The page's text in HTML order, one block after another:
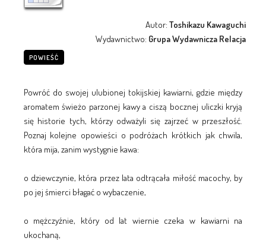
Autor:Toshikazu Kawaguchi
Wydawnictwo: Grupa Wydawnicza Relacja
POWIEŚĆ
Powróć do swojej ulubionej tokijskiej kawiarni, gdzie między
aromatem świeżo parzonej kawy a ciszą bocznej uliczki kryją
się historie tych, którzy odważyli się zajrzeć w przeszłość.
Poznaj kolejne opowieści o podróżach krótkich jak chwila,
która mija, zanim wystygnie kawa:
o dziewczynie, która przez lata odtrącała miłość macochy, by
po jej śmierci błagać o wybaczenie,
o mężczyźnie, który od lat wiernie czeka w kawiarni na
ukochaną,